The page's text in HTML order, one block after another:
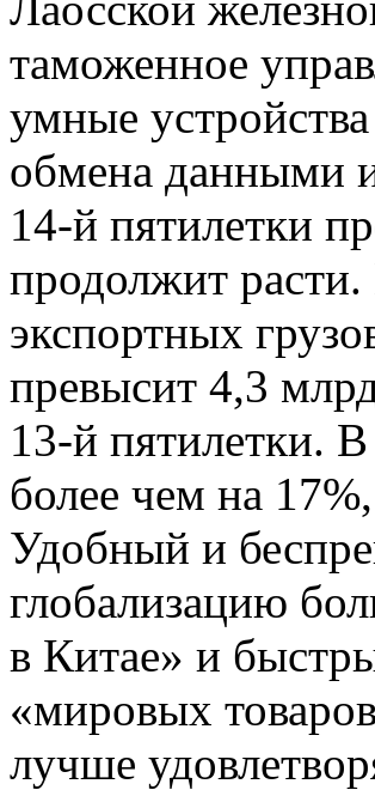
таможенное
умные
обмена данными
14-й пятилетки
продолжит
экспортных
превысит 4,3
13-й пятилетки.
более чем на
Удобный и
глобализацию
в Китае» и
«мировых
лучше